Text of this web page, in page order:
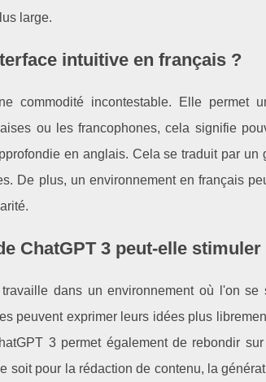
large.
intuitive en français ?
commodité incontestable. Elle permet
ou les francophones, cela signifie
en anglais. Cela se traduit par
De plus, un environnement en français
ChatGPT 3 peut-elle
dans un environnement où l'on
peuvent exprimer leurs idées plus
3 permet également de rebondir
soit pour la rédaction de contenu, la